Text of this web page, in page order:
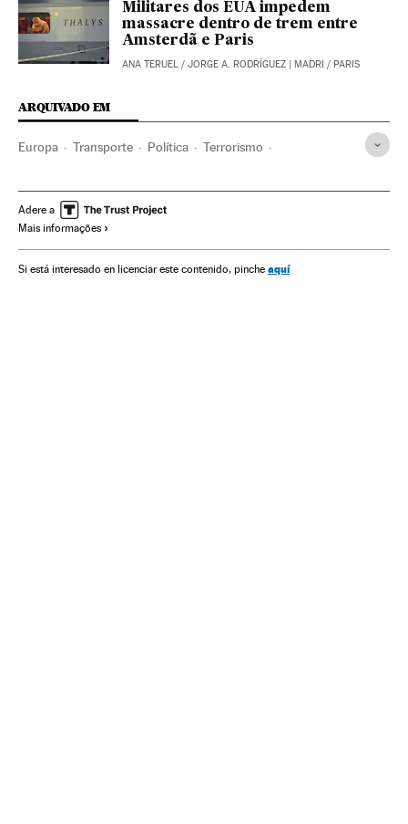
Militares dos EUA impedem
massacre dentro de trem entre
Amsterdã e Paris
ANA TERUEL / JORGE A. RODRÍGUEZ | MADRI / PARIS
ARQUIVADO EM
Europa Transporte Política Terrorismo
Segurança ferroviária Trens
Transporte ferroviário
Luta antiterrorista
Adere a
Mais informações
Si está interesado en licenciar este contenido, pinche aquí